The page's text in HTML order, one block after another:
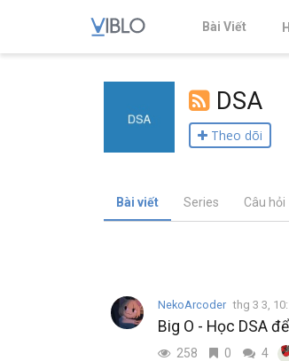
Bài Viết
DSA
Theo dõi
Bài viết Series Câu hỏi
NekoArcoder thg 3 3,
Big O - Học DSA
258 0 4